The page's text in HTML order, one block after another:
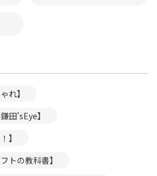
れ】
田’sEye】
】
トの教科書】